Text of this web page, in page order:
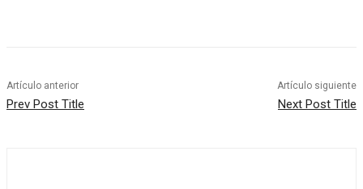
Artículo anterior
Prev Post Title
Artículo siguiente
Next Post Title